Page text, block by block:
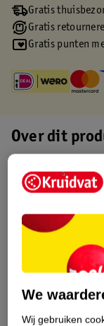
Gratis
Gratis
Gratis punten
Over dit
Nature Impact
We
Wij gebruiken